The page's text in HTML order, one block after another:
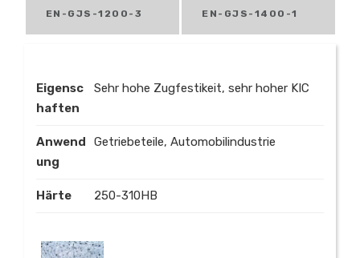
EN-GJS-1200-3 EN-GJS-1400-1
Eigensc
haften
Sehr hohe Zugfestikeit, sehr hoher KIC
Anwend
ung
Getriebeteile, Automobilindustrie
Härte 250-310HB